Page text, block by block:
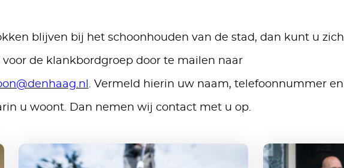
blijven bij het schoonhouden van de stad, dan kunt u zich
de klankbordgroep door te mailen naar
. Vermeld hierin uw naam, telefoonnummer en
u woont. Dan nemen wij contact met u op.
Dingdong!